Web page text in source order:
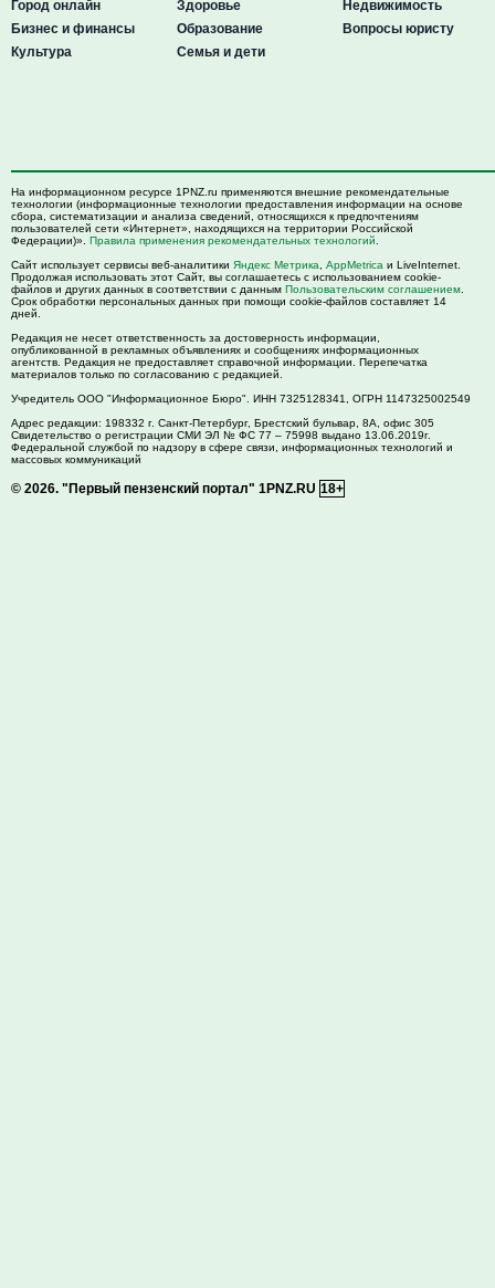
Город онлайн
Бизнес и финансы
Культура
Здоровье
Образование
Семья и дети
Недвижимость
Вопросы юристу
На информационном ресурсе 1PNZ.ru применяются внешние рекомендательные
технологии (информационные технологии предоставления информации на основе
сбора, систематизации и анализа сведений, относящихся к предпочтениям
пользователей сети «Интернет», находящихся на территории Российской
Федерации)». Правила применения рекомендательных технологий
Сайт использует сервисы веб-аналитики Яндекс Метрика AppMetrica и LiveInternet.
Продолжая использовать этот Сайт, вы соглашаетесь с использованием cookie-
файлов и других данных в соответствии с данным Пользовательским соглашением
Срок обработки персональных данных при помощи cookie-файлов составляет 14
дней.
Редакция не несет ответственность за достоверность информации,
опубликованной в рекламных объявлениях и сообщениях информационных
агентств. Редакция не предоставляет справочной информации. Перепечатка
материалов только по согласованию с редакцией.
Учредитель ООО "Информационное Бюро". ИНН 7325128341, ОГРН 1147325002549
Адрес редакции: 198332 г. Санкт-Петербург, Брестский бульвар, 8А, офис 305
Свидетельство о регистрации СМИ ЭЛ № ФС 77 – 75998 выдано 13.06.2019г.
Федеральной службой по надзору в сфере связи, информационных технологий и
массовых коммуникаций
© 2026. "Первый пензенский портал" 1PNZ.RU 18+